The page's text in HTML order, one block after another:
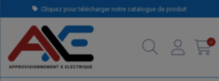
Cliquez pour télécharger notre catalogue de produit
0